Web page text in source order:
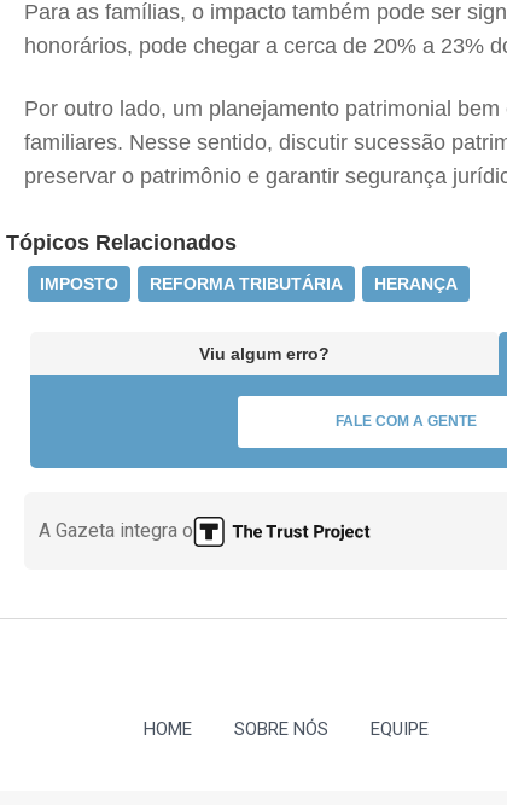
Para as famílias, o impacto também pode ser
honorários, pode chegar a cerca de 20% a 23%
Por outro lado, um planejamento patrimonial
familiares. Nesse sentido, discutir sucessão
preservar o patrimônio e garantir segurança
Tópicos Relacionados
IMPOSTO REFORMA TRIBUTÁRIA HERANÇA
Viu algum erro?
FALE COM A GENTE
A Gazeta integra o
HOME SOBRE NÓS EQUIPE